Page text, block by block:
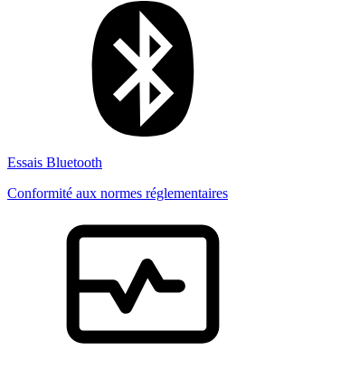
Essais Bluetooth
Conformité aux normes réglementaires